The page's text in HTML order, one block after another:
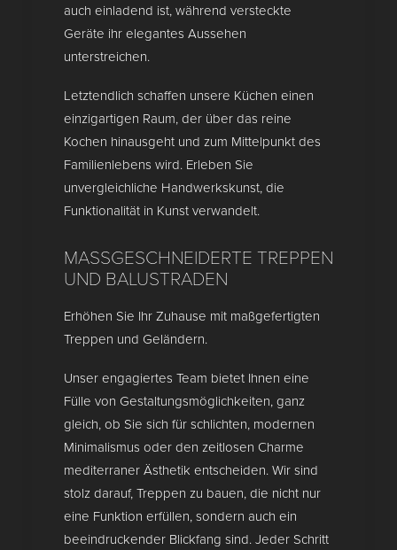
auch einladend ist, während versteckte
Geräte ihr elegantes Aussehen
unterstreichen.
Letztendlich schaffen unsere Küchen einen
einzigartigen Raum, der über das reine
Kochen hinausgeht und zum Mittelpunkt des
Familienlebens wird. Erleben Sie
unvergleichliche Handwerkskunst, die
Funktionalität in Kunst verwandelt.
MASSGESCHNEIDERTE TREPPEN U
ND BALUSTRADEN
Erhöhen Sie Ihr Zuhause mit maßgefertigten
Treppen und Geländern.
Unser engagiertes Team bietet Ihnen eine
Fülle von Gestaltungsmöglichkeiten, ganz
gleich, ob Sie sich für schlichten, modernen
Minimalismus oder den zeitlosen Charme
mediterraner Ästhetik entscheiden. Wir sind
stolz darauf, Treppen zu bauen, die nicht nur
eine Funktion erfüllen, sondern auch ein
beeindruckender Blickfang sind. Jeder Schritt